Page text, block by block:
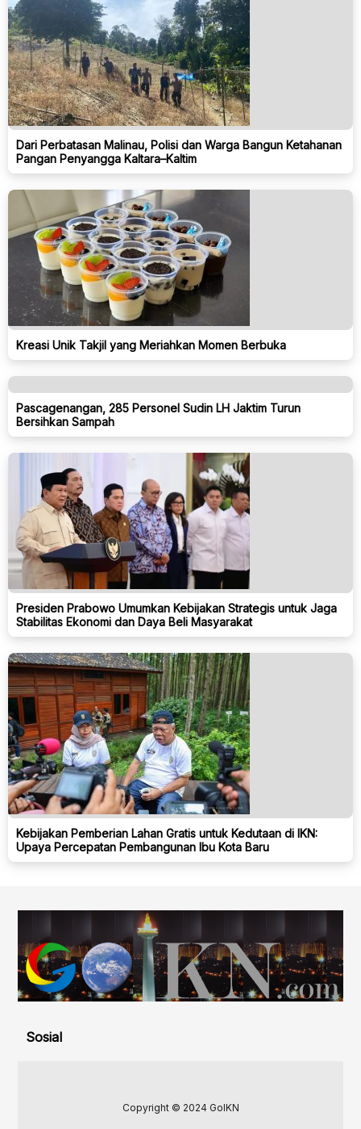
Dari Perbatasan Malinau, Polisi dan Warga Bangun Ketahanan
Pangan Penyangga Kaltara–Kaltim
Kreasi Unik Takjil yang Meriahkan Momen Berbuka
Pascagenangan, 285 Personel Sudin LH Jaktim Turun
Bersihkan Sampah
Presiden Prabowo Umumkan Kebijakan Strategis untuk Jaga
Stabilitas Ekonomi dan Daya Beli Masyarakat
Kebijakan Pemberian Lahan Gratis untuk Kedutaan di IKN:
Upaya Percepatan Pembangunan Ibu Kota Baru
Sosial
Copyright © 2024 GoIKN